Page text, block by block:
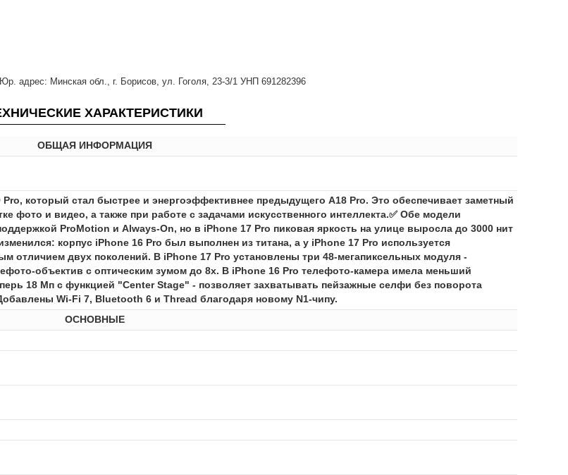
адрес: Минская обл., г. Борисов, ул. Гоголя, 23-3/1 УНП 691282396
ХАРАКТЕРИСТИКИ
ОБЩАЯ ИНФОРМАЦИЯ
который стал быстрее и энергоэффективнее предыдущего A18 Pro. Это обеспечивает заметный
фото и видео, а также при работе с задачами искусственного интеллекта.✅ Обе модели
ProMotion и Always-On, но в iPhone 17 Pro пиковая яркость на улице выросла до 3000 нит
корпус iPhone 16 Pro был выполнен из титана, а у iPhone 17 Pro используется
отличием двух поколений. В iPhone 17 Pro установлены три 48-мегапиксельных модуля -
объектив с оптическим зумом до 8x. В iPhone 16 Pro телефото-камера имела меньший
18 Мп с функцией "Center Stage" - позволяет захватывать пейзажные селфи без поворота
Wi-Fi 7, Bluetooth 6 и Thread благодаря новому N1-чипу.
ОСНОВНЫЕ